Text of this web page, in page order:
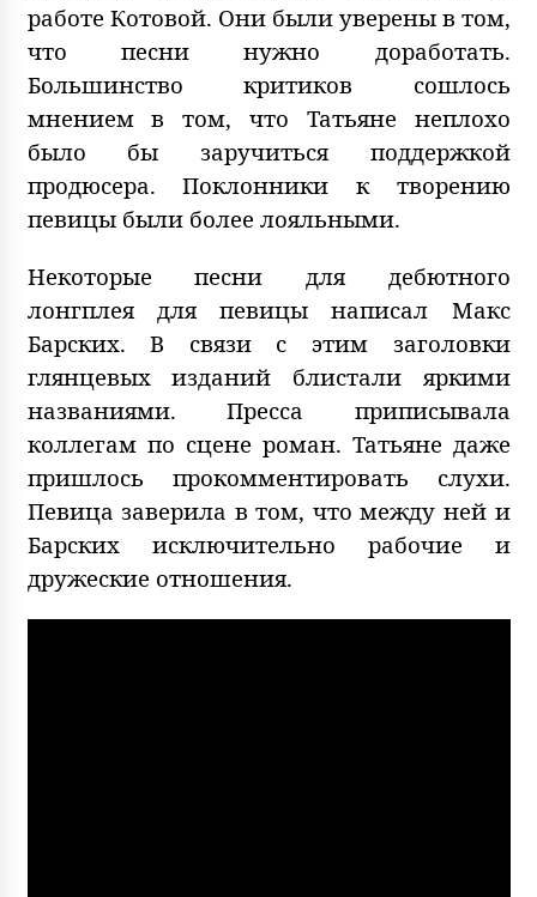
работе Котовой. Они были уверены в том,
что песни нужно доработать.
Большинство критиков сошлось
мнением в том, что Татьяне неплохо
было бы заручиться поддержкой
продюсера. Поклонники к творению
певицы были более лояльными.
Некоторые песни для дебютного
лонгплея для певицы написал Макс
Барских. В связи с этим заголовки
глянцевых изданий блистали яркими
названиями. Пресса приписывала
коллегам по сцене роман. Татьяне даже
пришлось прокомментировать слухи.
Певица заверила в том, что между ней и
Барских исключительно рабочие и
дружеские отношения.